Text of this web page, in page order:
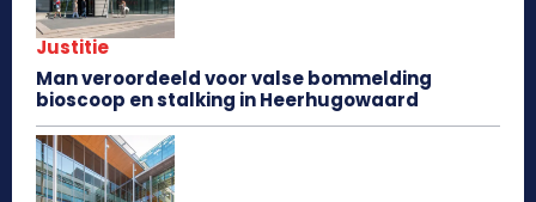
Justitie
Man veroordeeld voor valse bommelding
bioscoop en stalking in Heerhugowaard